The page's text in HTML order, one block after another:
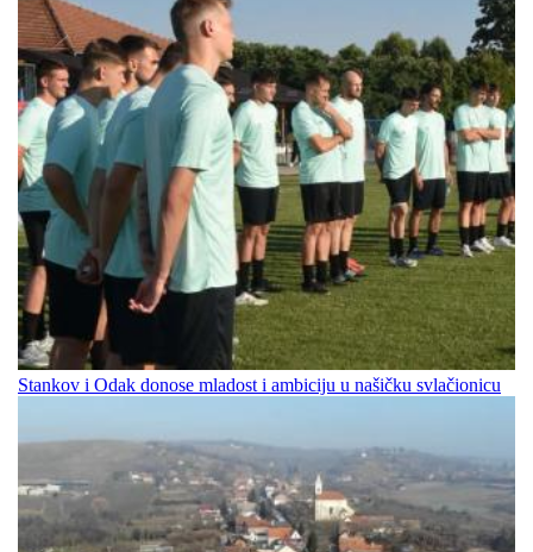
Stankov i Odak donose mladost i ambiciju u našičku svlačionicu